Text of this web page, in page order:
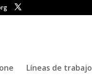
Líneas de trabajo